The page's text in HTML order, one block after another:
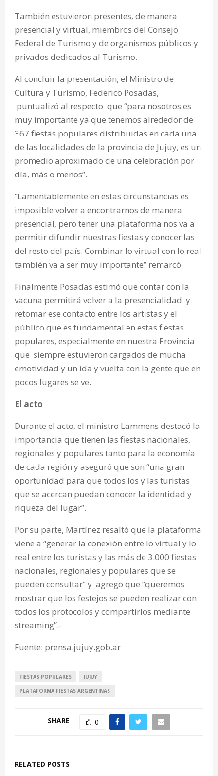
También estuvieron presentes, de manera
presencial y virtual, miembros del Consejo
Federal de Turismo y de organismos públicos y
privados dedicados al Turismo.
Al concluir la presentación, el Ministro de
Cultura y Turismo, Federico Posadas,
puntualizó al respecto que “para nosotros es
muy importante ya que tenemos alrededor de
367 fiestas populares distribuidas en cada una
de las localidades de la provincia de Jujuy, es un
promedio aproximado de una celebración por
día, más o menos”.
“Lamentablemente en estas circunstancias es
imposible volver a encontrarnos de manera
presencial, pero tener una plataforma nos va a
permitir difundir nuestras fiestas y conocer las
del resto del país. Combinar lo virtual con lo real
también va a ser muy importante” remarcó.
Finalmente Posadas estimó que contar con la
vacuna permitirá volver a la presencialidad y
retomar ese contacto entre los artistas y el
público que es fundamental en estas fiestas
populares, especialmente en nuestra Provincia
que siempre estuvieron cargados de mucha
emotividad y un ida y vuelta con la gente que en
pocos lugares se ve.
El acto
Durante el acto, el ministro Lammens destacó la
importancia que tienen las fiestas nacionales,
regionales y populares tanto para la economía
de cada región y aseguró que son “una gran
oportunidad para que todos los y las turistas
que se acercan puedan conocer la identidad y
riqueza del lugar”.
Por su parte, Martínez resaltó que la plataforma
viene a “generar la conexión entre lo virtual y lo
real entre los turistas y las más de 3.000 fiestas
nacionales, regionales y populares que se
pueden consultar” y agregó que “queremos
mostrar que los festejos se pueden realizar con
todos los protocolos y compartirlos mediante
streaming”.-
Fuente: prensa.jujuy.gob.ar
FIESTAS POPULARES JUJUY
PLATAFORMA FIESTAS ARGENTINAS
SHARE 0
RELATED POSTS